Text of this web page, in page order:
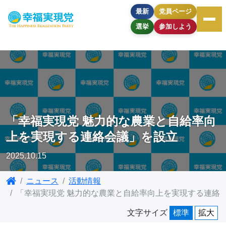
最新
選挙
党員ページ
参加しよう
「幸福実現党 魅⼒的な農業と⾃給率向
上を実現する連絡会議」を設立
2025.10.15
ニュース
活動情報
「幸福実現党 魅⼒的な農業と⾃給率向上を実現する連絡
文字サイズ 標準 拡大